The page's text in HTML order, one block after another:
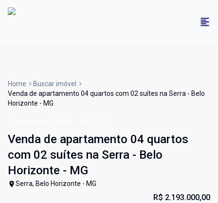
Home
Buscar imóvel
Venda de apartamento 04 quartos com 02 suítes na Serra - Belo
Horizonte - MG
Venda de apartamento 04 quartos
com 02 suítes na Serra - Belo
Horizonte - MG
Serra, Belo Horizonte - MG
R$ 2.193.000,00